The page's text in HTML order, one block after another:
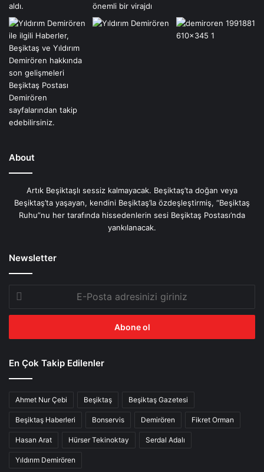
About
Artık Beşiktaşlı sessiz kalmayacak. Beşiktaş’ta doğan veya
Beşiktaş’ta yaşayan, kendini Beşiktaş’la özdeşleştirmiş, “Beşiktaş
Ruhu”nu her tarafında hissedenlerin sesi Beşiktaş Postası’nda
yankılanacak.
Newsletter
Posta
adresinizi
En Çok Takip Edilenler
Ahmet Nur Çebi Beşiktaş Beşiktaş Gazetesi
Beşiktaş Haberleri Bonservis Demirören Fikret Orman
Hasan Arat Hürser Tekinoktay Serdal Adalı
Yıldırım Demirören